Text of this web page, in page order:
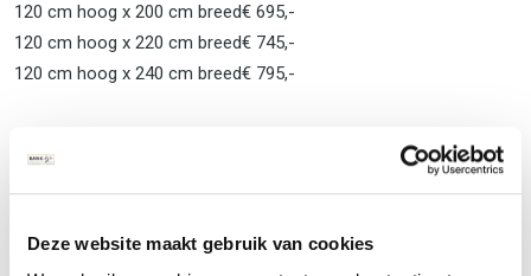
Deze website maakt gebruik van cookies
120 cm hoog x 200 cm breed€ 695,-
120 cm hoog x 220 cm breed€ 745,-
120 cm hoog x 240 cm breed€ 795,-
Levertijd hoofdbord op maat blok
Natuurlijk is er een mogelijkheid om een spoedbestelling te doen,